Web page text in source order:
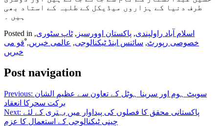
طرف دنیا کے ہزاروں میڈیکل کے طلبہ کے استاد بھی
ہیں ۔
Posted in اسلام آباد راولپندی, پاکستان اوورسیز ,ٹاپ سٹوری,
خصوصی رپورٹ, سائنس اینڈ ٹیکنالوجی, عالمی خبریں,ْقو می
خبریں
Post navigation
Previous: سویٹ ہوم اور سرینا ہوٹل کے تعاون سے عظیم الشان
برکت سحرکا انعقاد
Next: پاکستانی محقق کا فصلوں کی پیداوار میں بہتری کے لئے
چینی ٹیکنالوجی کے استعمال کا عزم